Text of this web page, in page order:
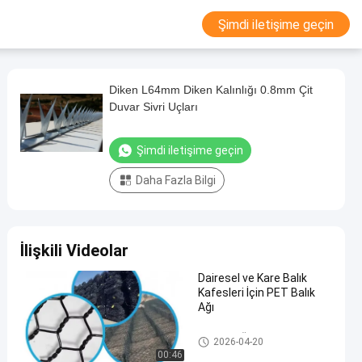
Şimdi iletişime geçin
Diken L64mm Diken Kalınlığı 0.8mm Çit
Duvar Sivri Uçları
Şimdi iletişime geçin
Daha Fazla Bilgi
İlişkili Videolar
00:46
Dairesel ve Kare Balık
Kafesleri İçin PET Balık
Ağı
Metal Tel Örgü
2026-04-20